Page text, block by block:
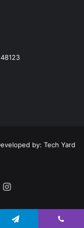
by: Tech Yard
Instagram